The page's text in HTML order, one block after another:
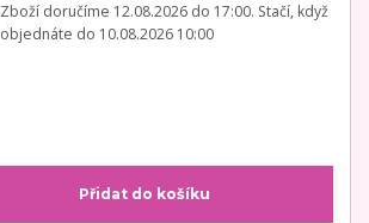
Zboží doručíme 12.08.2026 do 17:00. Stačí, když
objednáte do 10.08.2026 10:00
Přidat do košíku